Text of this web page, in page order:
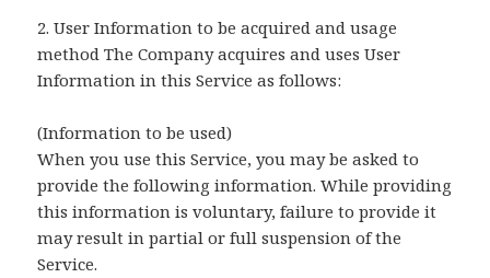
2. User Information to be acquired and usage
method The Company acquires and uses User
Information in this Service as follows:
(Information to be used)
When you use this Service, you may be asked to
provide the following information. While providing
this information is voluntary, failure to provide it
may result in partial or full suspension of the
Service.